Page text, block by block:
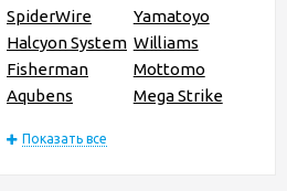
SpiderWire
Yamatoyo
Halcyon System Williams
Fisherman
Mottomo
Aqubens
Mega Strike
Показать все